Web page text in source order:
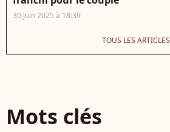
30 juin 2025 à 18:39
TOUS LES ARTICLES
Mots clés